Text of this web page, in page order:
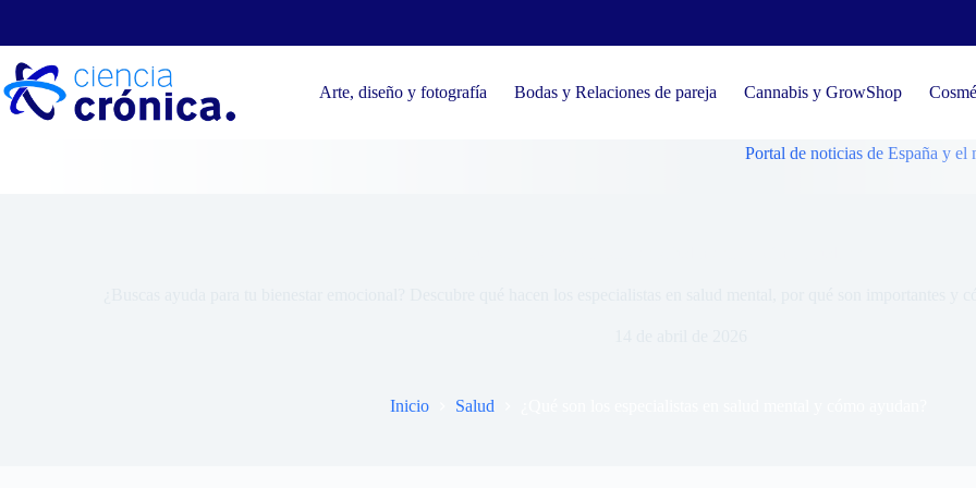
contenido
Arte, diseño y fotografía Bodas y Relaciones de pareja Cannabis y GrowShop
Portal de noticias de España y el
Inicio Salud